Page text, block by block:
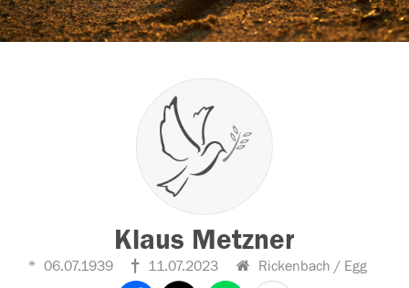
Klaus Metzner
06.07.1939 11.07.2023 Rickenbach / Egg